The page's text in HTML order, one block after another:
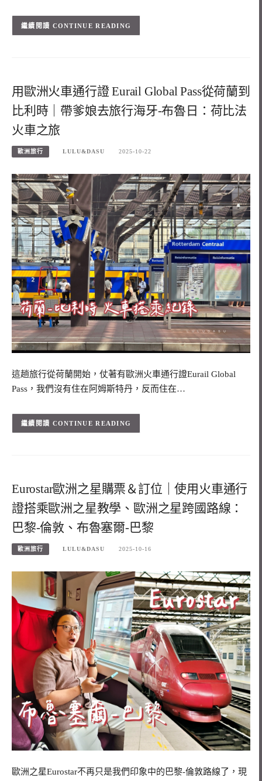
CONTINUE READING
用歐洲火車通行證 Eurail Global Pass從荷蘭到
比利時｜帶爹娘去旅行海牙-布魯日：荷比法
火車之旅
歐洲旅行 LULU&DASU 2025-10-22
這趟旅行從荷蘭開始，仗著有歐洲火車通行證Eurail Global
Pass，我們沒有住在阿姆斯特丹，反而住在…
CONTINUE READING
Eurostar歐洲之星購票＆訂位｜使用火車通行
證搭乘歐洲之星教學、歐洲之星跨國路線：
巴黎-倫敦、布魯塞爾-巴黎
歐洲旅行 LULU&DASU 2025-10-16
歐洲之星Eurostar不再只是我們印象中的巴黎-倫敦路線了，現